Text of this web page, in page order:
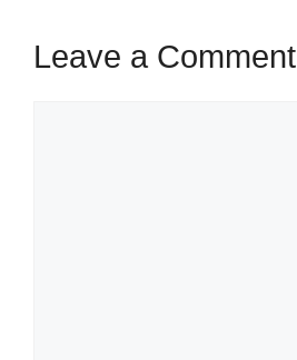
Leave a Comment